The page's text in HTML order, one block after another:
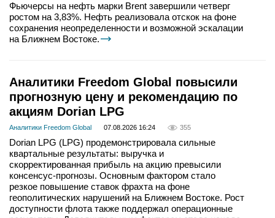
Фьючерсы на нефть марки Brent завершили четверг
ростом на 3,83%. Нефть реализовала отскок на фоне
сохранения неопределенности и возможной эскалации
на Ближнем Востоке.
Аналитики Freedom Global повысили
прогнозную цену и рекомендацию по
акциям Dorian LPG
Аналитики Freedom Global 07.08.2026 16:24 355
Dorian LPG (LPG) продемонстрировала сильные
квартальные результаты: выручка и
скорректированная прибыль на акцию превысили
консенсус-прогнозы. Основным фактором стало
резкое повышение ставок фрахта на фоне
геополитических нарушений на Ближнем Востоке. Рост
доступности флота также поддержал операционные